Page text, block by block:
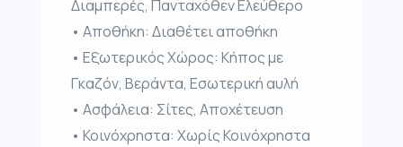
Διαμπερές, Πανταχόθεν Ελεύθερο
• Αποθήκη: Διαθέτει αποθήκη
• Εξωτερικός Χώρος: Κήπος με
Γκαζόν, Βεράντα, Εσωτερική αυλή
• Ασφάλεια: Σίτες, Αποχέτευση
• Κοινόχρηστα: Χωρίς Κοινόχρηστα